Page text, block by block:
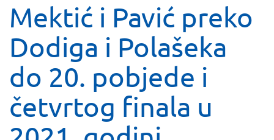
Mektić i Pavić preko
Dodiga i Polašeka
do 20. pobjede i
četvrtog finala u